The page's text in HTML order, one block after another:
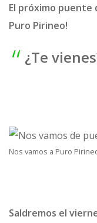
El próximo puente
Puro Pirineo!
¿Te
Nos vamos a Puro
Saldremos el